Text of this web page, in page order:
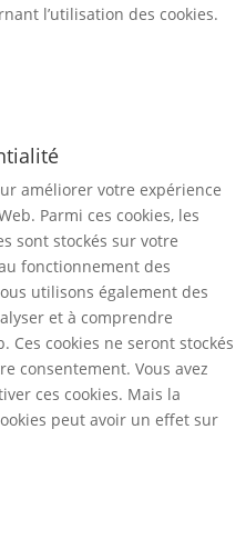
l’utilisation des cookies.
améliorer votre expérience
Parmi ces cookies, les
sont stockés sur votre
fonctionnement des
utilisons également des
et à comprendre
Ces cookies ne seront stockés
consentement. Vous avez
ces cookies. Mais la
peut avoir un effet sur